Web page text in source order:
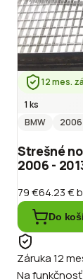
12 mes.
1 ks
BMW
2006
Strešné
2006 -
79 €64.23 €
Do
Záruka 12
Na